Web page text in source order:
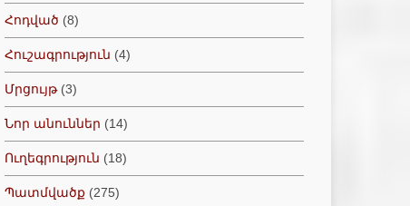
Հոդված (8)
Հուշագրություն (4)
Մրցույթ(3)
Նոր անուններ (14)
Ուղեգրություն (18)
Պատմվածք (275)